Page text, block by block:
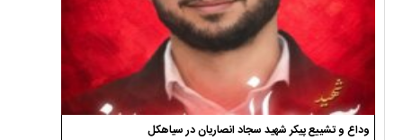
وداع و تشییع پیکر شهید سجاد انصاریان در سیاهکل